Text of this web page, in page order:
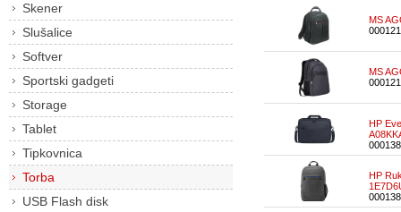
Skener
Slušalice
Softver
Sportski gadgeti
Storage
Tablet
Tipkovnica
Torba
USB Flash disk
MS
MS
HP
HP